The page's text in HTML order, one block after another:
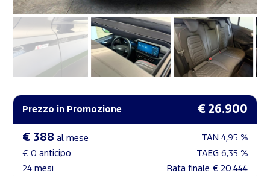
Prezzo in Promozione € 26.900
€ 388 al mese TAN 4,95 %
€ 0 anticipo TAEG 6,35 %
24 mesi Rata finale € 20.444